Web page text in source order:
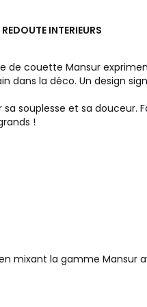
INTERIEURS
de couette Mansur
la déco. Un design
souplesse et sa douceur.
!
mixant la gamme Mansur